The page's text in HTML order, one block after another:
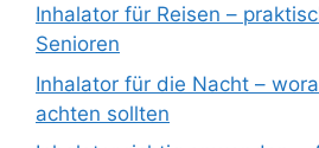
Inhalator für Reisen –
Senioren
Inhalator für die Nacht –
achten sollten